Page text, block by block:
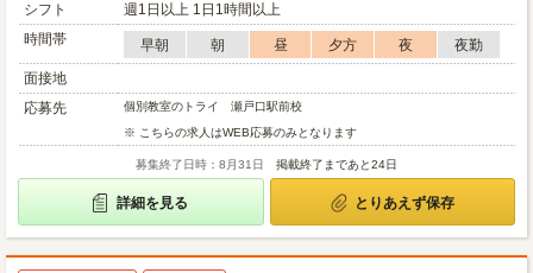
シフト
週1日以上 1日1時間以上
時間帯
早朝 朝 昼 夕方 夜
夜勤
面接地
応募先
個別教室のトライ 瀬戸口駅前校
※ こちらの求人はWEB応募のみとなります
募集終了日時：8月31日 掲載終了まであと24日
詳細を見る とりあえず保存